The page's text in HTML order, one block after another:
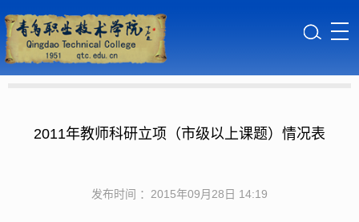
2011年教师科研立项（市级以上课题）情况表
发布时间 ：2015年09月28日 14:19